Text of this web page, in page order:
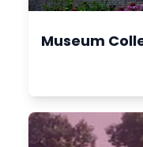
Museum